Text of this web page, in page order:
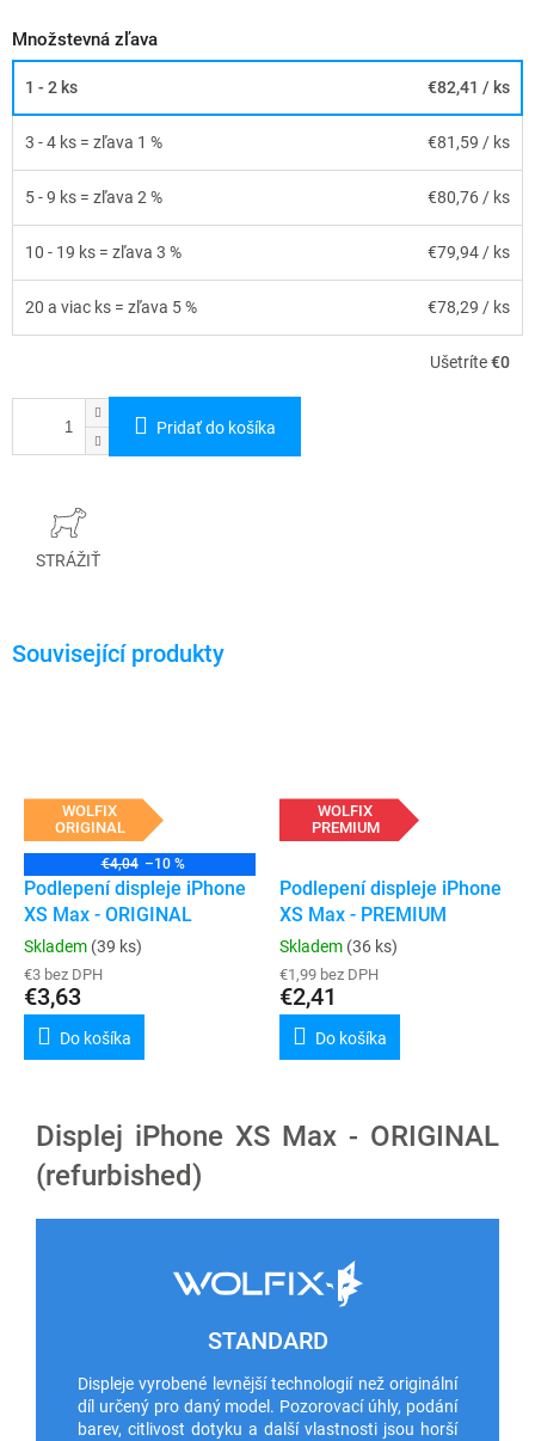
Množstevná zľava
1 - 2 ks €82,41 / ks
3 - 4 ks = zľava 1 % €81,59 / ks
5 - 9 ks = zľava 2 % €80,76/ ks
10 - 19 ks = zľava 3 % €79,94/ ks
20 a viac ks = zľava 5 % €78,29 / ks
Ušetríte€0
Pridať do košíka
STRÁŽIŤ
WOLFIX
ORIGINAL
€4,04 –10 %
Podlepení displeje iPhone
XS Max - ORIGINAL
Skladem (39 ks)
€3 bez DPH
€3,63
Do košíka
WOLFIX
PREMIUM
Podlepení displeje iPhone
XS Max - PREMIUM
Skladem (36 ks)
€1,99 bez DPH
€2,41
Do košíka
Displej iPhone XS Max - ORIGINAL
(refurbished)
STANDARD
Displeje vyrobené levnější technologií než originální
díl určený pro daný model. Pozorovací úhly, podání
barev, citlivost dotyku a další vlastnosti jsou horší